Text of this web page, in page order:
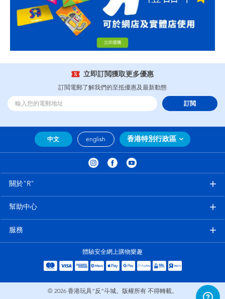
立即訂閲獲取更多優惠
訂閲電郵了解我們的至抵優惠及最新動態
訂閲
中文 english 香港特別行政區
關於"R"
幫助中心
服務
體驗安全網上購物樂趣
© 2026 香港玩具“反”斗城。版權所有 不得轉載。